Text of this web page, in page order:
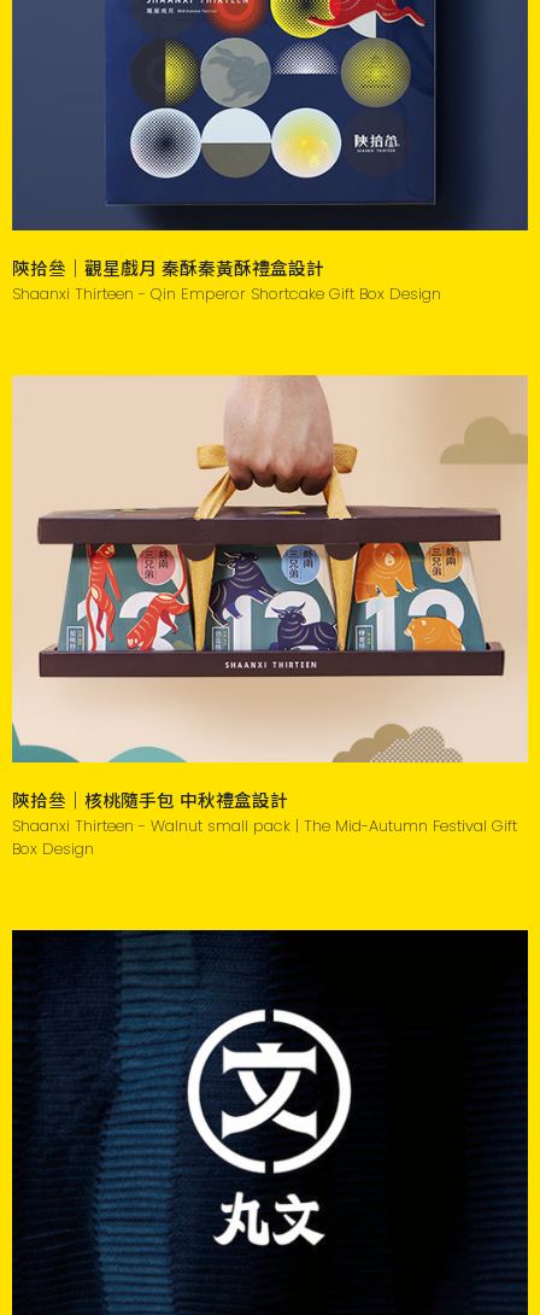
陝拾叄｜觀星戲月 秦酥秦黃酥禮盒設計
Shaanxi Thirteen - Qin Emperor Shortcake Gift Box Design
陝拾叄｜核桃隨手包 中秋禮盒設計
Shaanxi Thirteen - Walnut small pack | The Mid-Autumn Festival Gift
Box Design